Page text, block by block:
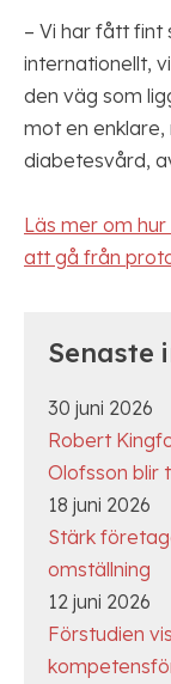
– Vi har fått fint
internationellt,
den väg som
mot en enklare,
diabetesvård,
Läs mer om
att gå från
Senaste
30 juni 2026
Robert
Olofsson blir
18 juni 2026
Stärk
omställning
12 juni 2026
Förstudien